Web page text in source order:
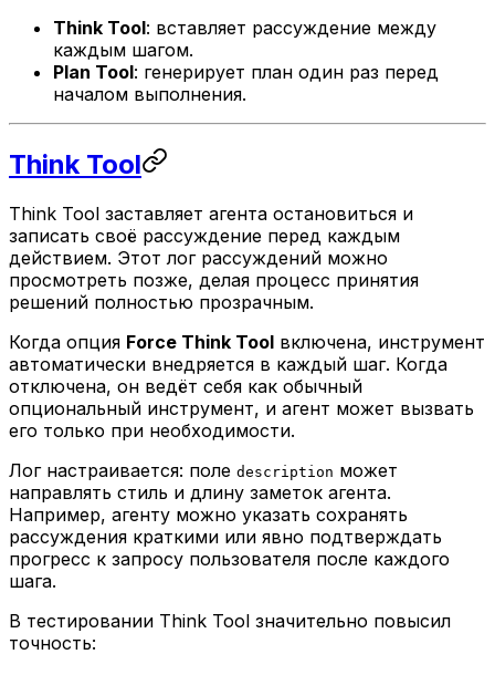
Think Tool: вставляет рассуждение между
каждым шагом.
Plan Tool: генерирует план один раз перед
началом выполнения.
Think Tool
Think Tool заставляет агента остановиться и
записать своё рассуждение перед каждым
действием. Этот лог рассуждений можно
просмотреть позже, делая процесс принятия
решений полностью прозрачным.
Когда опция Force Think Tool включена, инструмент
автоматически внедряется в каждый шаг. Когда
отключена, он ведёт себя как обычный
опциональный инструмент, и агент может вызвать
его только при необходимости.
Лог настраивается: поле description может
направлять стиль и длину заметок агента.
Например, агенту можно указать сохранять
рассуждения краткими или явно подтверждать
прогресс к запросу пользователя после каждого
шага.
В тестировании Think Tool значительно повысил
точность: